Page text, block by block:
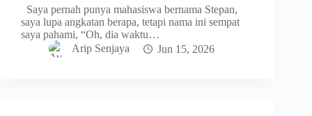
Saya pernah punya mahasiswa bernama Stepan,
saya lupa angkatan berapa, tetapi nama ini sempat
saya pahami, “Oh, dia waktu…
Arip Senjaya
Jun 15, 2026